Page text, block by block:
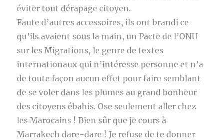
éviter tout dérapage citoyen.
Faute d’autres accessoires, ils ont brandi ce
qu’ils avaient sous la main, un Pacte de l’ONU
sur les Migrations, le genre de textes
internationaux qui n’intéresse personne et n’a
de toute façon aucun effet pour faire semblant
de se voler dans les plumes au grand bonheur
des citoyens ébahis. Ose seulement aller chez
les Marocains ! Bien sûr que je cours à
Marrakech dare-dare ! Je refuse de te donner